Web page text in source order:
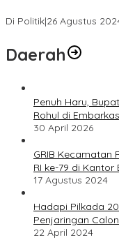
Di Politik|26 Agustus
Daerah
Penuh Haru,
Rohul di
30 April 2026
GRIB Kecamatan
RI ke-79 di Kantor
17 Agustus 2024
Hadapi Pilkada
Penjaringan
22 April 2024